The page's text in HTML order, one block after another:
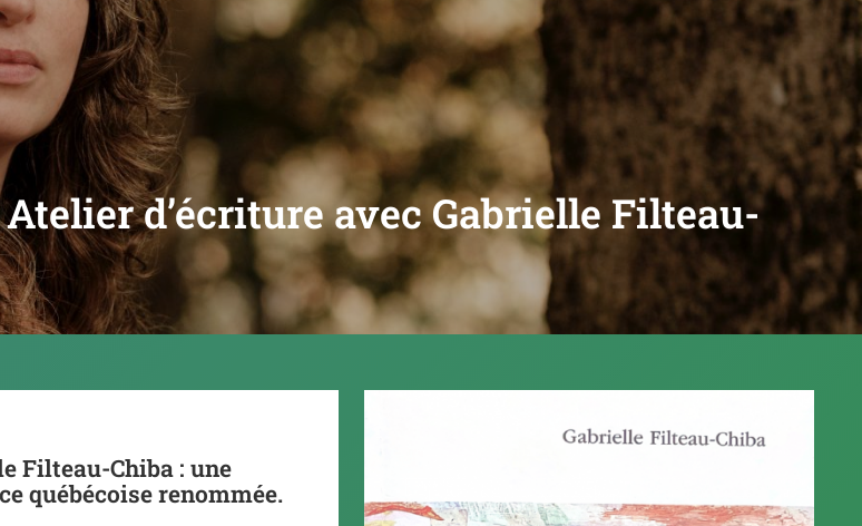
d’écriture avec Gabrielle Filteau-
Filteau-Chiba : une
québécoise renommée.